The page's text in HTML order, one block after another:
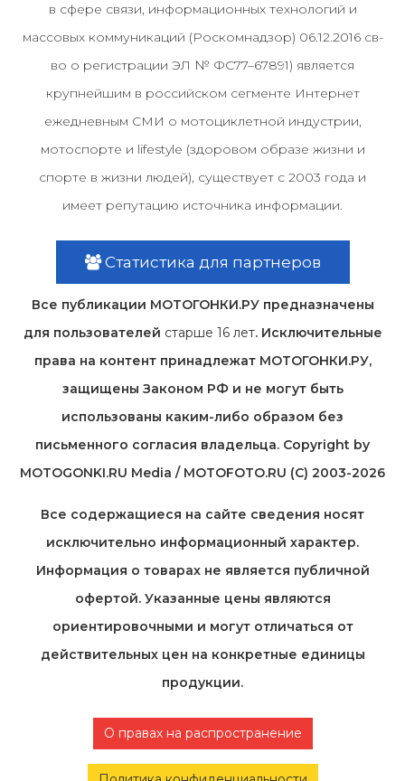
в сфере связи, информационных технологий и
массовых коммуникаций (Роскомнадзор) 06.12.2016 св-
во о регистрации ЭЛ № ФС77–67891) является
крупнейшим в российском сегменте Интернет
ежедневным СМИ о мотоциклетной индустрии,
мотоспорте и lifestyle (здоровом образе жизни и
спорте в жизни людей), существует с 2003 года и
имеет репутацию источника информации.
Статистика для партнеров
Все публикации МОТОГОНКИ.РУ предназначены
для пользователей старше 16 лет. Исключительные
права на контент принадлежат МОТОГОНКИ.РУ,
защищены Законом РФ и не могут быть
использованы каким-либо образом без
письменного согласия владельца. Copyright by
MOTOGONKI.RU Media / MOTOFOTO.RU (C) 2003-2026
Все содержащиеся на cайте сведения носят
исключительно информационный характер.
Информация о товарах не является публичной
офертой. Указанные цены являются
ориентировочными и могут отличаться от
действительных цен на конкретные единицы
продукции.
О правах на распространение